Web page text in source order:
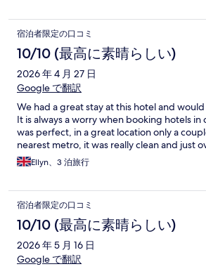
宿泊者限定の口コミ
10/10 (最高に素晴らしい)
2026 年 4 月 27 日
Google で翻訳
We had a great stay at this hotel and
It is always a worry when booking hotels
was perfect, in a great location only a
nearest metro, it was really clean and just
Ellyn、3 泊旅行
宿泊者限定の口コミ
10/10 (最高に素晴らしい)
2026 年 5 月 16 日
Google で翻訳